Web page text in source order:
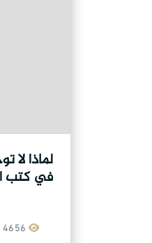
لماذا لا
في كتب